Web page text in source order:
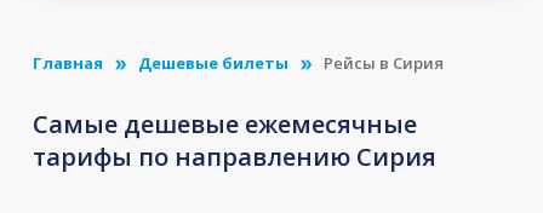
Главная Дешевые билеты Рейсы в Сирия
Самые дешевые ежемесячные
тарифы по направлению Сирия